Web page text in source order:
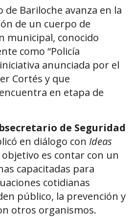
de Bariloche avanza en la
de un cuerpo de
municipal, conocido
como “Policía
anunciada por el
Cortés y que
en etapa de
de Seguridad
en diálogo con Ideas
objetivo es contar con un
capacitadas para
cotidianas
público, la prevención y
otros organismos.